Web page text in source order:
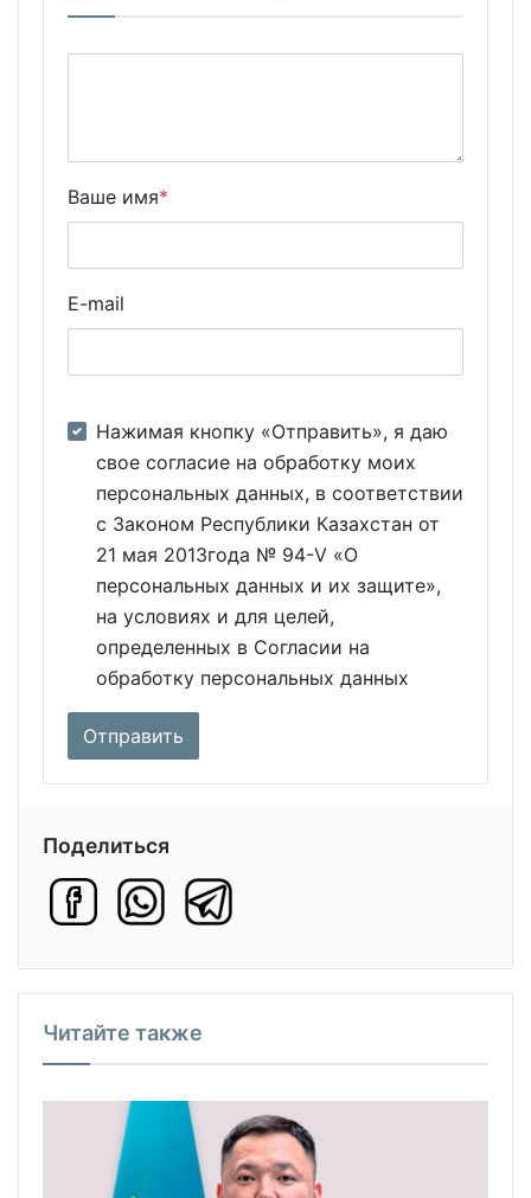
Ваше имя*
E-mail
Нажимая кнопку «Отправить», я даю
свое согласие на обработку моих
персональных данных, в соответствии
с Законом Республики Казахстан от
21 мая 2013года № 94-V «О
персональных данных и их защите»,
на условиях и для целей,
определенных в Согласии на
обработку персональных данных
Поделиться
Читайте также